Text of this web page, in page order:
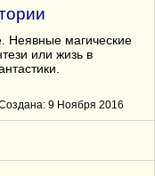
Неявные магические
или жизь в
Cоздана: 9 Ноября 2016